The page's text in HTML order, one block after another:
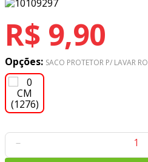
R$ 9,90
Opções: SACO PROTETOR P/ LAVAR
－
6º
tecido tricoline
7º
percal
8
tecido oxford
9º
tricoline digital